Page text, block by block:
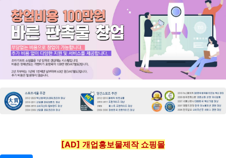
[AD] 개업홍보물제작 쇼핑몰